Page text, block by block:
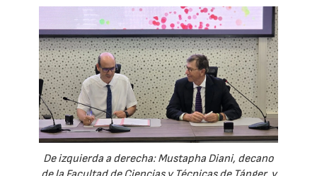
De izquierda a derecha: Mustapha Diani, decano